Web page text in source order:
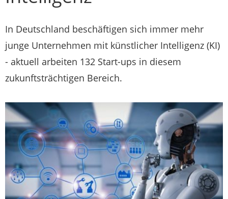
In Deutschland beschäftigen sich immer mehr
junge Unternehmen mit künstlicher Intelligenz (KI)
- aktuell arbeiten 132 Start-ups in diesem
zukunftsträchtigen Bereich.